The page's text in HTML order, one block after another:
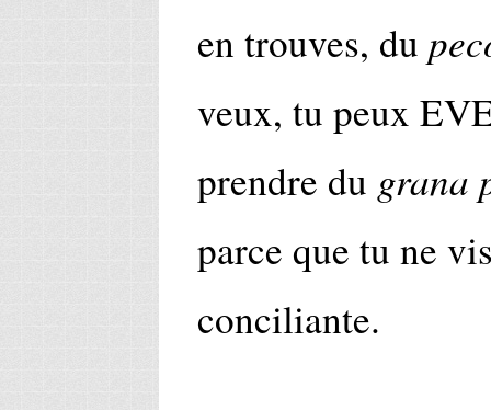
en trouves, du
veux, tu peux
prendre du grana
parce que tu ne
conciliante.